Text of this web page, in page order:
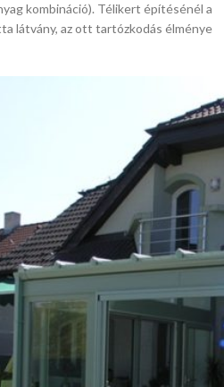
kombináció). Télikert építésénél a
látvány, az ott tartózkodás élménye